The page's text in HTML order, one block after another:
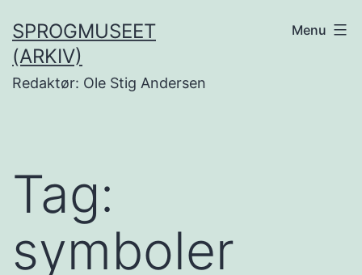
til
indhold
SPROGMUSEET
(ARKIV)
Redaktør: Ole Stig Andersen
Menu
Tag:
symboler